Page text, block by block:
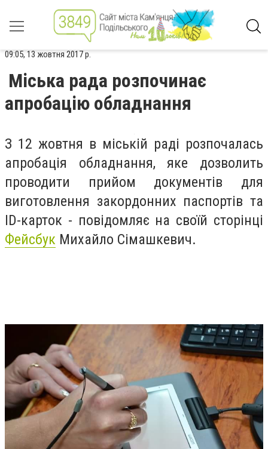
09:05, 13 жовтня 2017 р.
Міська рада розпочинає
апробацію обладнання
З 12 жовтня в міській раді розпочалась
апробація обладнання, яке дозволить
проводити прийом документів для
виготовлення закордонних паспортів та
ID-карток - повідомляє на своїй сторінці
Фейсбук Михайло Сімашкевич.